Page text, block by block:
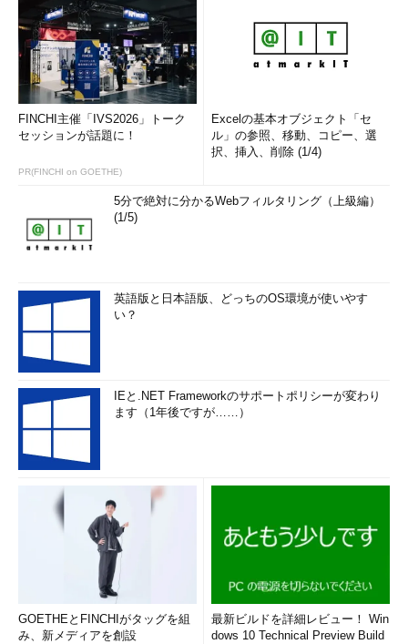
FINCHI主催「IVS2026」トーク
セッションが話題に！
PR(FINCHI on GOETHE)
Excelの基本オブジェクト「セ
ル」の参照、移動、コピー、選
択、挿入、削除 (1/4)
5分で絶対に分かるWebフィルタリング（上級編）
(1/5)
英語版と日本語版、どっちのOS環境が使いやす
い？
IEと.NET Frameworkのサポートポリシーが変わり
ます（1年後ですが……）
GOETHEとFINCHIがタッグを組
み、新メディアを創設
最新ビルドを詳細レビュー！ Win
dows 10 Technical Preview Build